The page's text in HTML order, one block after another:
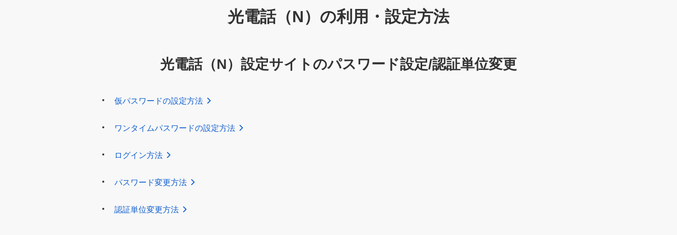
光電話（N）の利用・設定方法
光電話（N）設定サイトのパスワード設定/認証単位変更
仮パスワードの設定方法
ワンタイムパスワードの設定方法
ログイン方法
パスワード変更方法
認証単位変更方法